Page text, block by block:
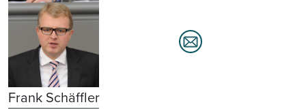
Frank Schäffler